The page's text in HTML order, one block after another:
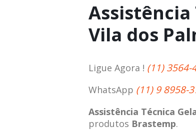
Vila dos
Ligue Agora ! (11) 3564-
WhatsApp (11) 9 8958-
Assistência Técnica
produtos Brastemp.